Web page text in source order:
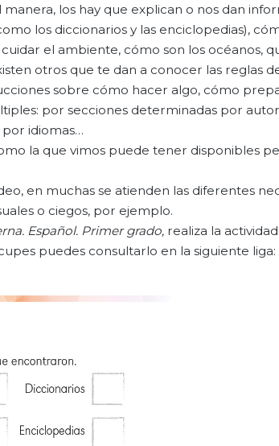
los hay que explican o nos dan
los diccionarios y las enciclopedias),
el ambiente, cómo son los océanos,
otros que te dan a conocer las reglas
sobre cómo hacer algo, cómo
por secciones determinadas por
idiomas…
la que vimos puede tener disponibles
en muchas se atienden las diferentes
o ciegos, por ejemplo.
Español. Primer grado, realiza la
puedes consultarlo en la siguiente liga: